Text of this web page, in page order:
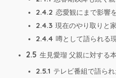
2.4.2 恋愛観にまで影響
2.4.3 現在のやり取りと
2.4.4 噂として語られる
2.5 生見愛瑠 父親に対する
2.5.1 テレビ番組で語ら